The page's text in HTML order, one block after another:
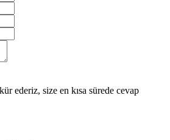
ederiz, size en kısa sürede cevap